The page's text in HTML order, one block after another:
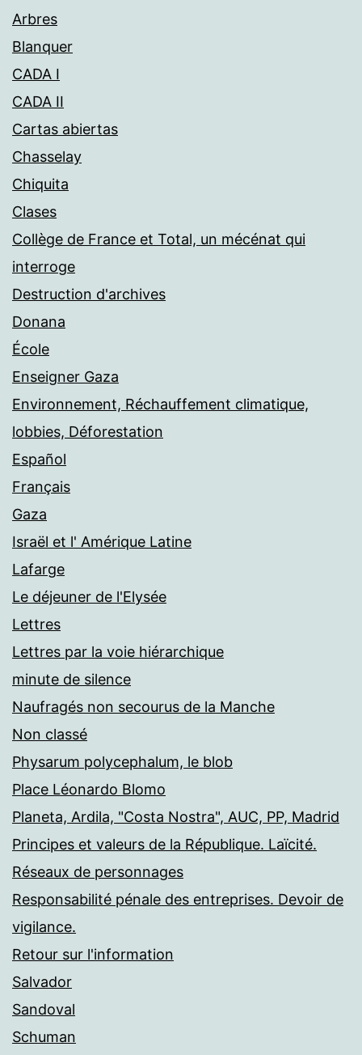
Arbres
Blanquer
CADA I
CADA II
Cartas abiertas
Chasselay
Chiquita
Clases
Collège de France et Total, un mécénat qui
interroge
Destruction d'archives
Donana
École
Enseigner Gaza
Environnement, Réchauffement climatique,
lobbies, Déforestation
Español
Français
Gaza
Israël et l' Amérique Latine
Lafarge
Le déjeuner de l'Elysée
Lettres
Lettres par la voie hiérarchique
minute de silence
Naufragés non secourus de la Manche
Non classé
Physarum polycephalum, le blob
Place Léonardo Blomo
Planeta, Ardila, "Costa Nostra", AUC, PP, Madrid
Principes et valeurs de la République. Laïcité.
Réseaux de personnages
Responsabilité pénale des entreprises. Devoir de
vigilance.
Retour sur l'information
Salvador
Sandoval
Schuman